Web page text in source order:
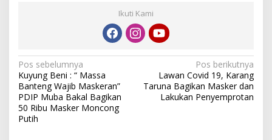
Ikuti Kami
N
a
v
i
Pos sebelumnya
Kuyung Beni : “ Massa
Banteng Wajib Maskeran”
PDIP Muba Bakal Bagikan
50 Ribu Masker Moncong
Putih
Pos berikutnya
Lawan Covid 19, Karang
Taruna Bagikan Masker dan
Lakukan Penyemprotan